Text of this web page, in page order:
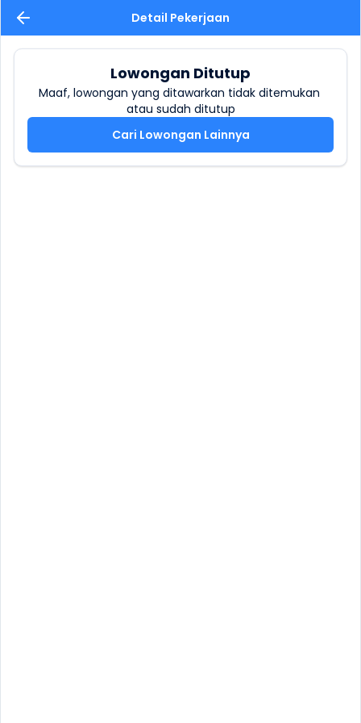
Detail Pekerjaan
Lowongan Ditutup
Maaf, lowongan yang ditawarkan tidak ditemukan
atau sudah ditutup
Cari Lowongan Lainnya